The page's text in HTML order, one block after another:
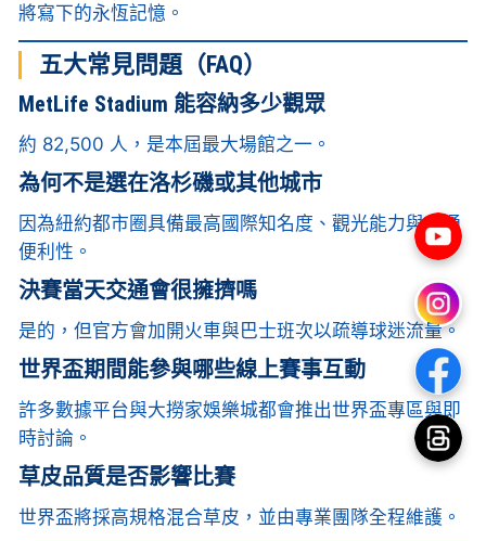
將寫下的永恆記憶。
五大常見問題（FAQ）
MetLife Stadium 能容納多少觀眾
約 82,500 人，是本屆最大場館之一。
為何不是選在洛杉磯或其他城市
因為紐約都市圈具備最高國際知名度、觀光能力與交通
便利性。
決賽當天交通會很擁擠嗎
是的，但官方會加開火車與巴士班次以疏導球迷流量。
世界盃期間能參與哪些線上賽事互動
許多數據平台與大撈家娛樂城都會推出世界盃專區與即
時討論。
草皮品質是否影響比賽
世界盃將採高規格混合草皮，並由專業團隊全程維護。